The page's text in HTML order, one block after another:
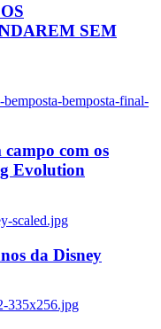
SEM
bemposta-final-
com os
Evolution
scaled.jpg
da Disney
335x256.jpg